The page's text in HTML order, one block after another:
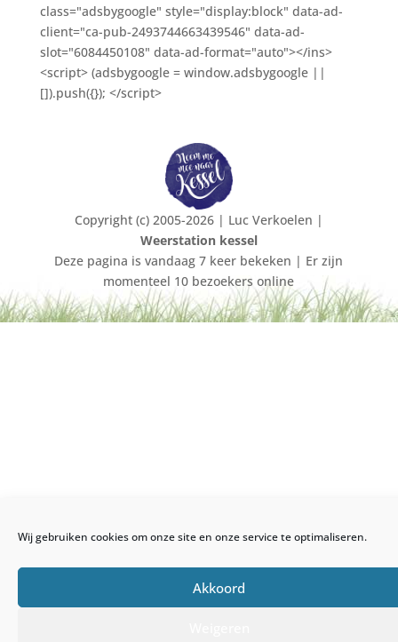
Wij gebruiken cookies om onze site en onze service te optimaliseren.
Akkoord
class="adsbygoogle" style="display:block" data-ad-
client="ca-pub-2493744663439546" data-ad-
slot="6084450108" data-ad-format="auto"></ins>
<script> (adsbygoogle = window.adsbygoogle ||
[]).push({}); </script>
Copyright (c) 2005-2026 | Luc Verkoelen |
Weerstation kessel
Deze pagina is vandaag 7 keer bekeken | Er zijn
momenteel 10 bezoekers online